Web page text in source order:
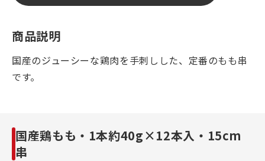
商品説明
国産のジューシーな鶏肉を手刺しした、定番のもも串
です。
国産鶏もも・1本約40g×12本入・15cm
串